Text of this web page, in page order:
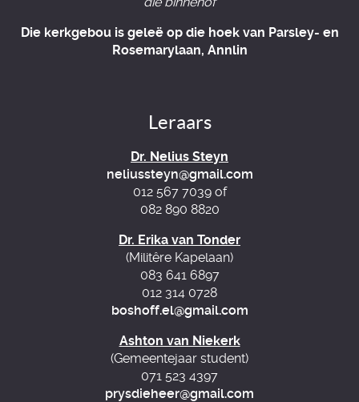
Die kerkgebou is geleë op die hoek van Parsley- en
Rosemarylaan, Annlin
Leraars
Dr. Nelius Steyn
neliussteyn@gmail.com
012 567 7039 of
082 890 8820
Dr. Erika van Tonder
(Militêre Kapelaan)
083 641 6897
012 314 0728
boshoff.el@gmail.com
Ashton van Niekerk
(Gemeentejaar student)
071 523 4397
prysdieheer@gmail.com